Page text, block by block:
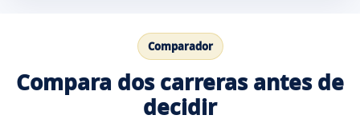
Comparador
Compara dos carreras antes de
decidir